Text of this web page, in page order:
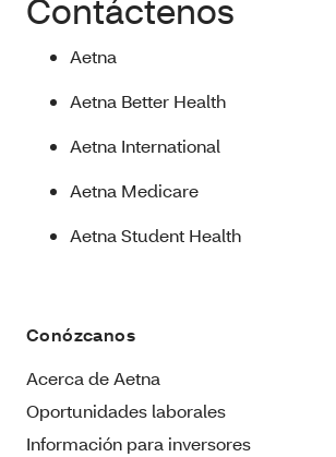
Contáctenos
Aetna
Aetna Better Health
Aetna International
Aetna Medicare
Aetna Student Health
Conózcanos
Acerca de Aetna
Oportunidades laborales
Información para inversores